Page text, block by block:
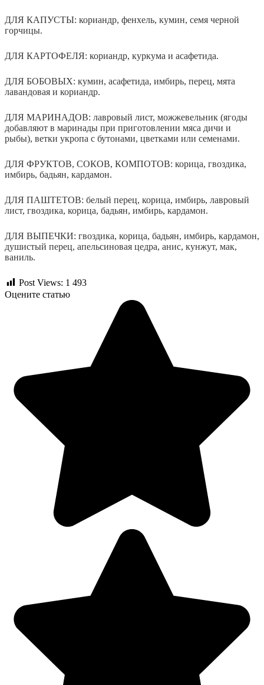
ДЛЯ КАПУСТЫ: кориандр, фенхель, кумин, семя черной
горчицы.
ДЛЯ КАРТОФЕЛЯ: кориандр, куркума и асафетида.
ДЛЯ БОБОВЫХ: кумин, асафетида, имбирь, перец, мята
лавандовая и кориандр.
ДЛЯ МАРИНАДОВ: лавровый лист, можжевельник (ягоды
добавляют в маринады при приготовлении мяса дичи и
рыбы), ветки укропа с бутонами, цветками или семенами.
ДЛЯ ФРУКТОВ, СОКОВ, КОМПОТОВ: корица, гвоздика,
имбирь, бадьян, кардамон.
ДЛЯ ПАШТЕТОВ: белый перец, корица, имбирь, лавровый
лист, гвоздика, корица, бадьян, имбирь, кардамон.
ДЛЯ ВЫПЕЧКИ: гвоздика, корица, бадьян, имбирь, кардамон,
душистый перец, апельсиновая цедра, анис, кунжут, мак,
ваниль.
Post Views: 1 493
Оцените статью